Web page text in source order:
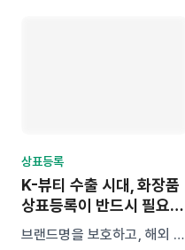
상표등록
K-뷰티 수출 시대, 화장품
상표등록이 반드시 필요한
이유와 전략
브랜드명을 보호하고, 해외 수